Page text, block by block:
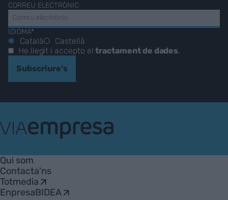
CORREU ELECTRÒNIC
IDIOMA*
Català
Castellà
He llegit i accepto eltractament de dades.
Subscriure's
Empresa
Qui som
Contacta'ns
Totmedia
EnpresaBIDEA